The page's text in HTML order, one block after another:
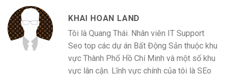
KHAI HOAN LAND
Tôi là Quang Thái. Nhân viên IT Support
Seo top các dự án Bất Động Sản thuộc khu
vực Thành Phố Hồ Chí Minh và một số khu
vực lân cận. Lĩnh vực chính của tôi là SEo